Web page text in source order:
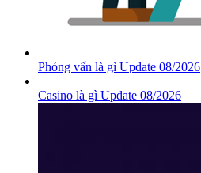
Phỏng vấn là gì Update 08/2026
Casino là gì Update 08/2026